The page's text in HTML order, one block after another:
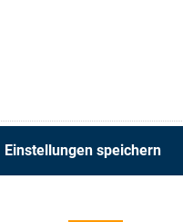
Einstellungen speichern